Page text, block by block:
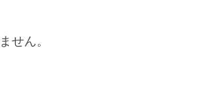
せん。